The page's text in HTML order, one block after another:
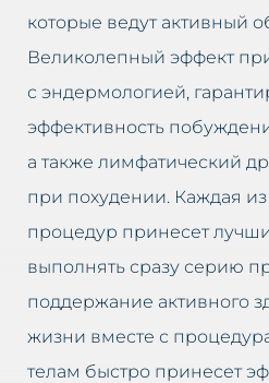
которые ведут активный
Великолепный эффект
с эндермологией,
эффективность
а также лимфатический
при похудении. Каждая
процедур принесет
выполнять сразу серию
поддержание активного
жизни вместе с
телам быстро принесет